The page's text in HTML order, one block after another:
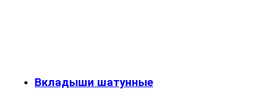
Вкладыши шатунные